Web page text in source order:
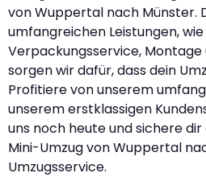
von Wuppertal nach Münster.
umfangreichen Leistungen, wie
Verpackungsservice,
sorgen wir dafür, dass dein
Profitiere von unserem
unserem erstklassigen
uns noch heute und sichere
Mini-Umzug von Wuppertal
Umzugsservice.